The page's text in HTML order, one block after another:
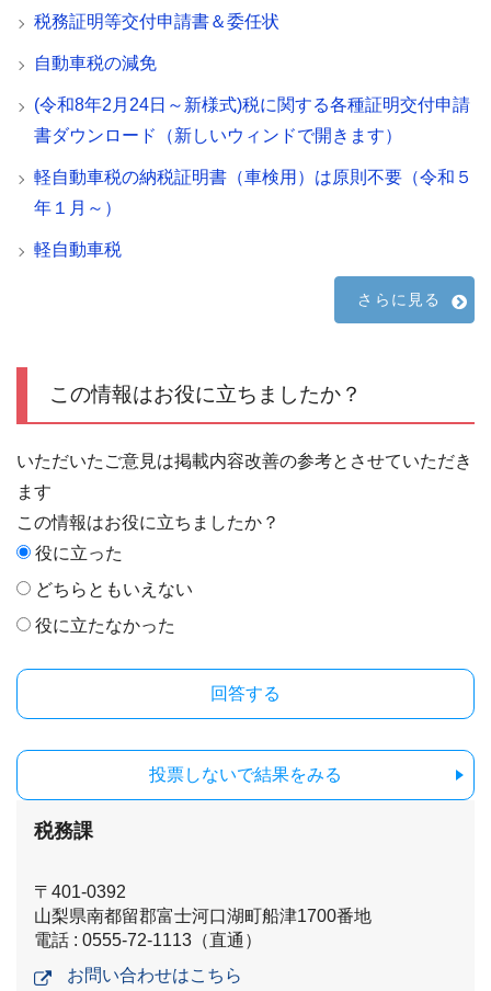
税務証明等交付申請書＆委任状
自動車税の減免
(令和8年2月24日～新様式)税に関する各種証明交付申請
書ダウンロード（新しいウィンドで開きます）
軽自動車税の納税証明書（車検用）は原則不要（令和５
年１月～）
軽自動車税
さらに見る
この情報はお役に立ちましたか？
いただいたご意見は掲載内容改善の参考とさせていただき
ます
この情報はお役に立ちましたか？
役に立った
どちらともいえない
役に立たなかった
投票しないで結果をみる
税務課
〒401-0392
山梨県南都留郡富士河口湖町船津1700番地
電話 : 0555-72-1113（直通）
お問い合わせはこちら